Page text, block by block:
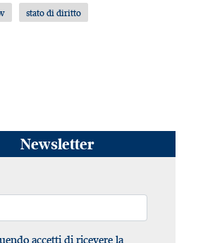
stato di diritto
Newsletter
accetti di ricevere la